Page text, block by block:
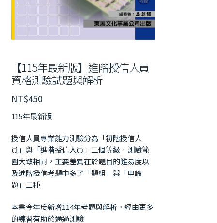
【115年最新版】進階授信人員
資格測驗試題與解析
NT$450
115年最新版
授信人員專業能力測驗分為「初階授信人
員」與「進階授信人員」二個等級，測驗範
圍大致相同，主要差異在於題目的難易度以
及進階授信考題中多了「題組」與「申論
題」二種
本書今年度新增114年考題與解析，經由更多
的練習有助於通過測驗